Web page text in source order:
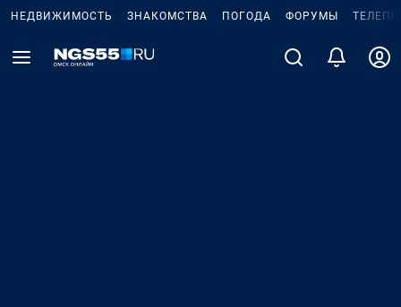
НЕДВИЖИМОСТЬ ЗНАКОМСТВА ПОГОДА ФОРУМЫ